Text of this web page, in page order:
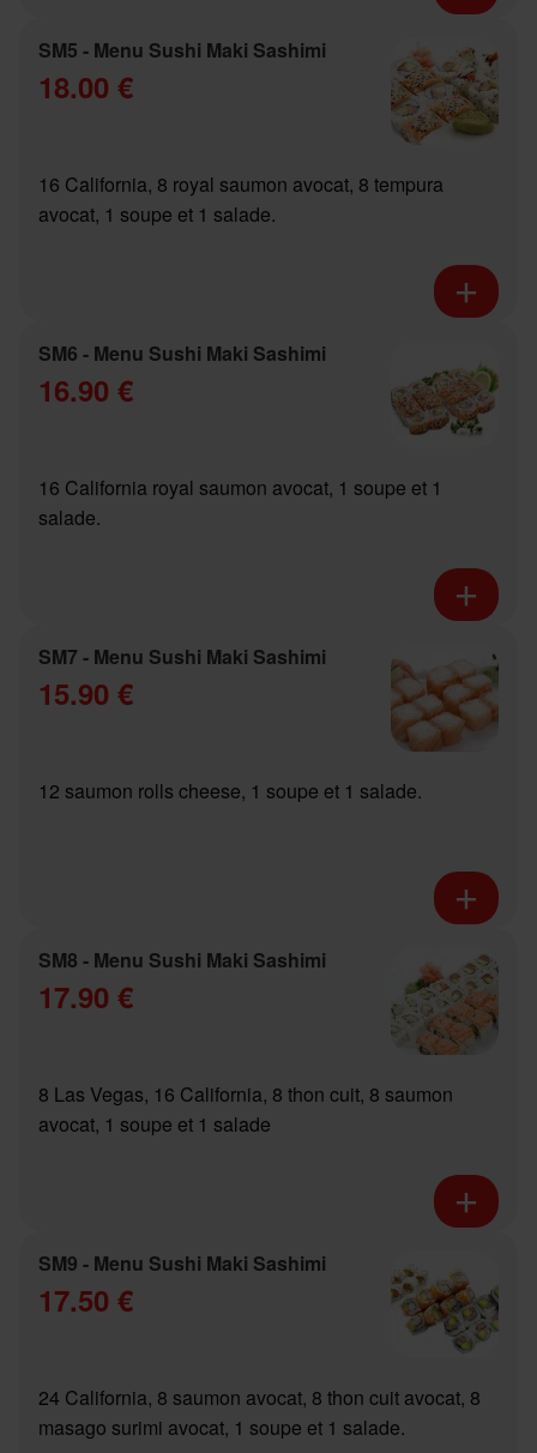
SM5 - Menu Sushi Maki Sashimi
18.00 €
16 California, 8 royal saumon avocat, 8 tempura
avocat, 1 soupe et 1 salade.
SM6 - Menu Sushi Maki Sashimi
16.90 €
16 California royal saumon avocat, 1 soupe et 1
salade.
SM7 - Menu Sushi Maki Sashimi
15.90 €
12 saumon rolls cheese, 1 soupe et 1 salade.
SM8 - Menu Sushi Maki Sashimi
17.90 €
8 Las Vegas, 16 California, 8 thon cuit, 8 saumon
avocat, 1 soupe et 1 salade
SM9 - Menu Sushi Maki Sashimi
17.50 €
24 California, 8 saumon avocat, 8 thon cuit avocat, 8
masago surimi avocat, 1 soupe et 1 salade.